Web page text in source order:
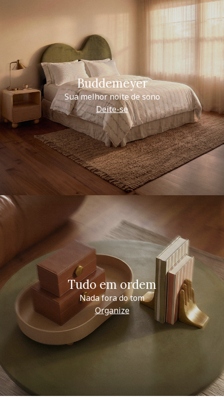
Buddemeyer
Sua melhor noite de sono
Deite-se
Tudo em ordem
Nada fora do tom
Organize